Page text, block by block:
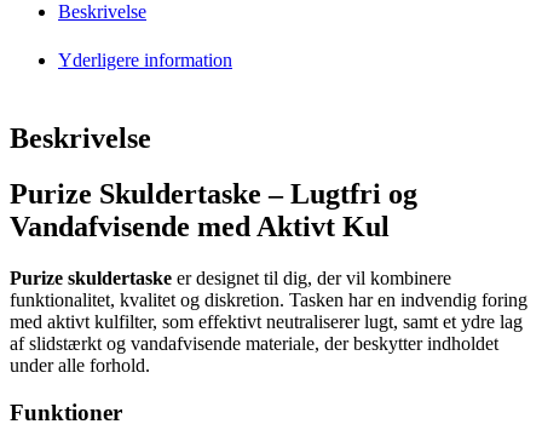
Beskrivelse
Yderligere information
Beskrivelse
Purize Skuldertaske – Lugtfri og
Vandafvisende med Aktivt Kul
Purize skuldertaske er designet til dig, der vil kombinere
funktionalitet, kvalitet og diskretion. Tasken har en indvendig foring
med aktivt kulfilter, som effektivt neutraliserer lugt, samt et ydre lag
af slidstærkt og vandafvisende materiale, der beskytter indholdet
under alle forhold.
Funktioner